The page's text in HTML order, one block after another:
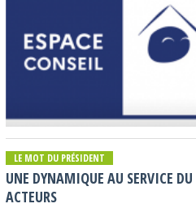
LE MOT DU PRÉSIDENT
UNE DYNAMIQUE AU SERVICE
ACTEURS